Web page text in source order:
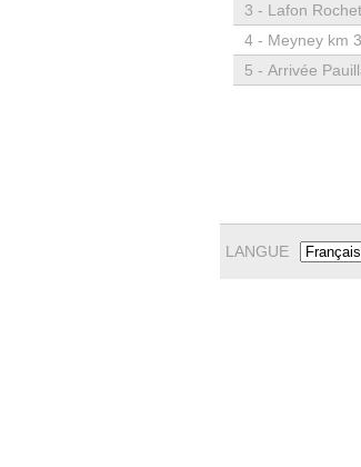
3 - Lafon
4 - Meyney km
5 - Arrivée
LANGUE